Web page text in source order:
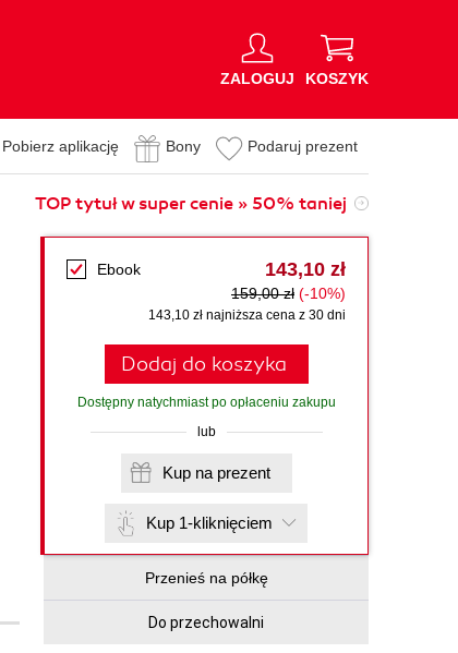
ZALOGUJ KOSZYK
Pobierz aplikację Bony Podaruj prezent
TOP tytuł w super cenie » 50% taniej
Ebook 143,10 zł
159,00 zł (-10%)
143,10 zł najniższa cena z 30 dni
Dodaj do koszyka
Dostępny natychmiast po opłaceniu zakupu
lub
Kup na prezent
Kup 1-kliknięciem
Przenieś na półkę
Do przechowalni